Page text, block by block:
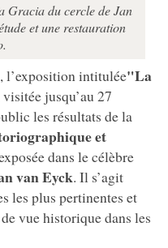
Gracia du cercle de Jan
et une restauration
, l’exposition intitulée"La
jusqu’au 27
les résultats de la
et
dans le célèbre
van Eyck. Il s’agit
les plus pertinentes et
vue historique dans les